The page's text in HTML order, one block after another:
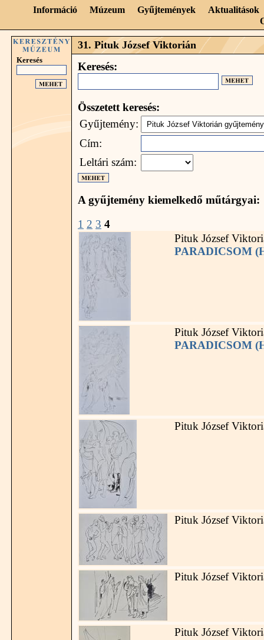
Információ Múzeum Gyűjtemények
Aktualitások
Keresés
31. Pituk József Viktorián
Keresés:
Összetett keresés:
Gyűjtemény:
Cím:
Leltári szám:
A gyűjtemény kiemelkedő műtárgyai:
1 2 3 4
Pituk József
PARADICSOM
Pituk József
PARADICSOM
Pituk József
Pituk József
Pituk József
Pituk József